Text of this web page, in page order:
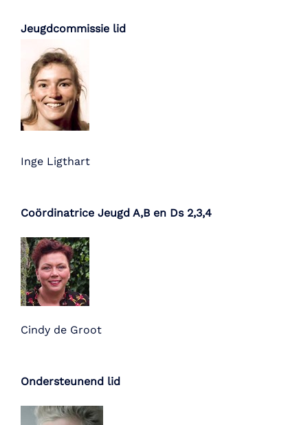
Jeugdcommissie lid
Inge Ligthart
Coördinatrice Jeugd A,B en Ds 2,3,4
Cindy de Groot
Ondersteunend lid